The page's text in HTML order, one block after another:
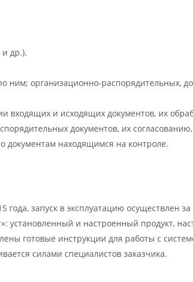
и др.).
ним; организационно-распорядительных,
входящих и исходящих документов, их
документов, их
документам находящимся на контроле.
запуск в эксплуатацию осуществлен
установленный и настроенный продукт,
готовые инструкции для работы с
силами специалистов заказчика.